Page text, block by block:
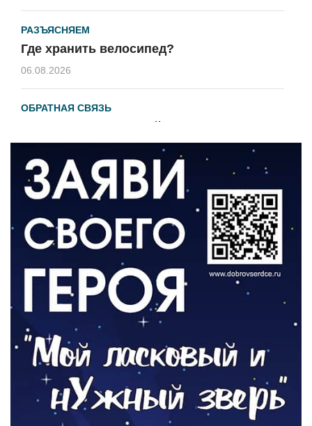
РАЗЪЯСНЯЕМ
Где хранить велосипед?
06.08.2026
ОБРАТНАЯ СВЯЗЬ
Администрация онлайн
ВЛАСТЬ
День памяти и «Симфония народов»
06.08.2026
Новый настил на экотропе
05.08.2026